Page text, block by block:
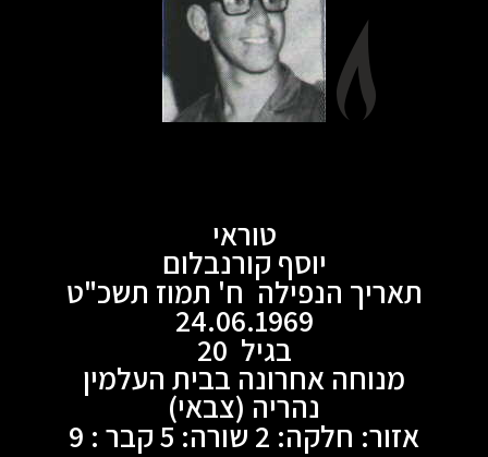
טוראי
יוסף קורנבלום
תאריך הנפילה ח' תמוז תשכ"ט
24.06.1969
בגיל 20
מנוחה אחרונה בבית העלמין
נהריה (צבאי)
אזור: חלקה: 2 שורה: 5 קבר : 9